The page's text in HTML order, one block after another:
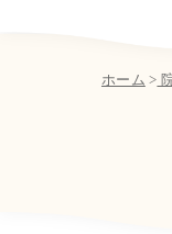
ホーム >